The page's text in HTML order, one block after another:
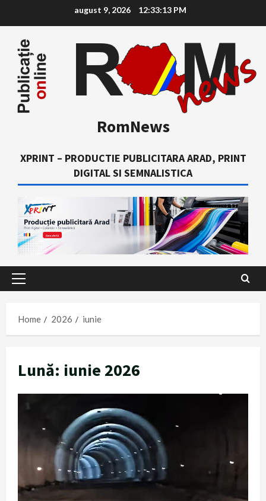
content
august 9, 2026 12:33:15 PM
RomNews
XPRINT – PRODUCTIE PUBLICITARA ARAD, PRINT
DIGITAL SI SEMNALISTICA
Primary
Home
2026 iunie
Lună: iunie 2026